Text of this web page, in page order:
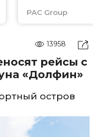
PAC Group
13958
рейсы с
«Долфин»
остров